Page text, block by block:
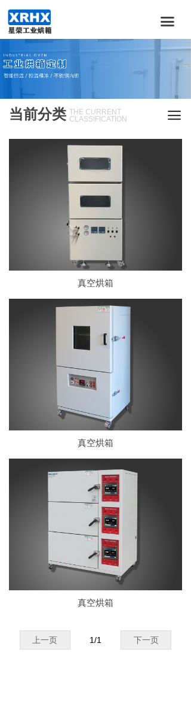
끀
首页
关于我们
产品服务
新闻资讯
加入我们
当前分类 THE CURRENT
CLASSIFICATION
끀
真空烘箱
真空烘箱
真空烘箱
上一页 下一页
1/1